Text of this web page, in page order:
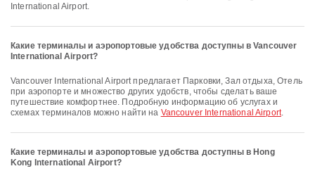
International Airport.
Какие терминалы и аэропортовые удобства доступны в Vancouver
International Airport?
Vancouver International Airport предлагает Парковки, Зал отдыха, Отель
при аэропорте и множество других удобств, чтобы сделать ваше
путешествие комфортнее. Подробную информацию об услугах и
схемах терминалов можно найти на Vancouver International Airport.
Какие терминалы и аэропортовые удобства доступны в Hong
Kong International Airport?